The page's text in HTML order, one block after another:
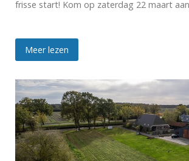
frisse start! Kom op zaterdag 22 maart
Meer lezen